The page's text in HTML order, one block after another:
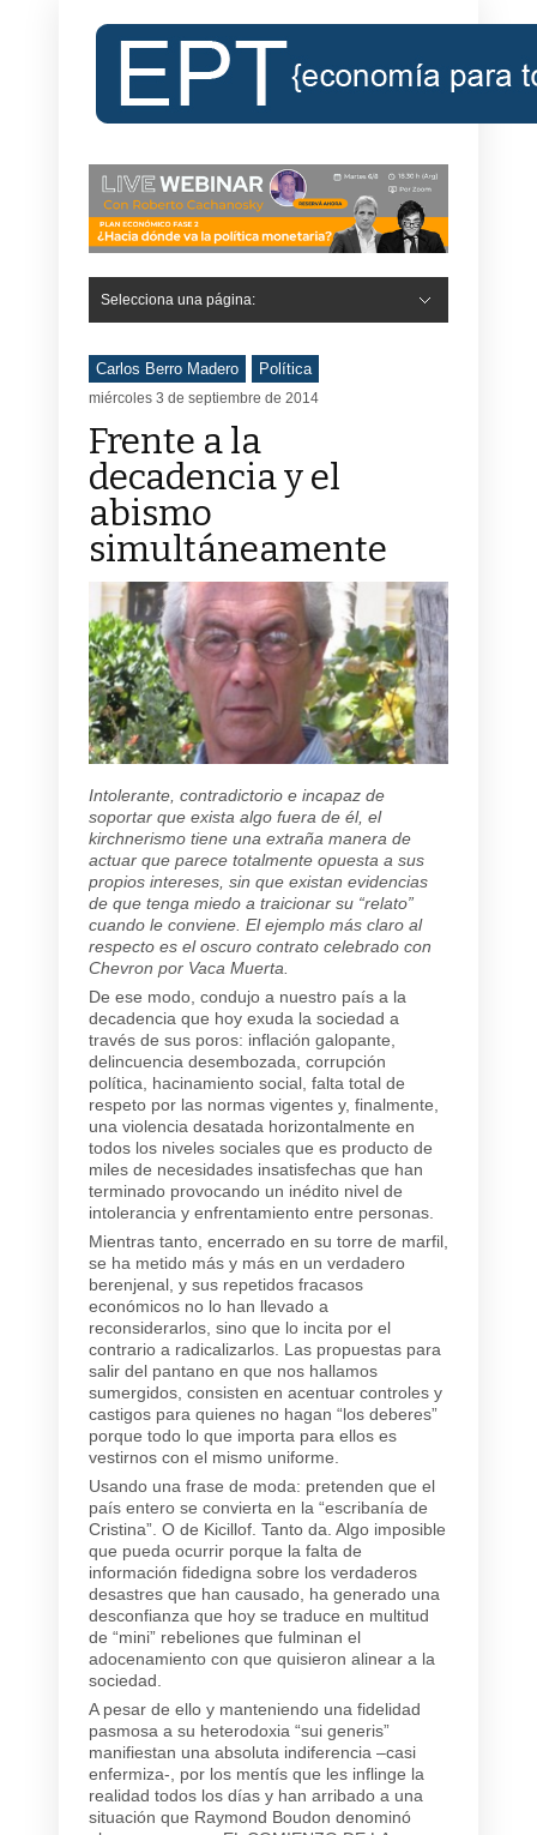
Selecciona una página:
Carlos Berro Madero Política
miércoles 3 de septiembre de 2014
Frente a la
decadencia y el
abismo
simultáneamente
Intolerante, contradictorio e incapaz de
soportar que exista algo fuera de él, el
kirchnerismo tiene una extraña manera de
actuar que parece totalmente opuesta a sus
propios intereses, sin que existan evidencias
de que tenga miedo a traicionar su “relato”
cuando le conviene. El ejemplo más claro al
respecto es el oscuro contrato celebrado con
Chevron por Vaca Muerta.
De ese modo, condujo a nuestro país a la
decadencia que hoy exuda la sociedad a
través de sus poros: inflación galopante,
delincuencia desembozada, corrupción
política, hacinamiento social, falta total de
respeto por las normas vigentes y, finalmente,
una violencia desatada horizontalmente en
todos los niveles sociales que es producto de
miles de necesidades insatisfechas que han
terminado provocando un inédito nivel de
intolerancia y enfrentamiento entre personas.
Mientras tanto, encerrado en su torre de marfil,
se ha metido más y más en un verdadero
berenjenal, y sus repetidos fracasos
económicos no lo han llevado a
reconsiderarlos, sino que lo incita por el
contrario a radicalizarlos. Las propuestas para
salir del pantano en que nos hallamos
sumergidos, consisten en acentuar controles y
castigos para quienes no hagan “los deberes”
porque todo lo que importa para ellos es
vestirnos con el mismo uniforme.
Usando una frase de moda: pretenden que el
país entero se convierta en la “escribanía de
Cristina”. O de Kicillof. Tanto da. Algo imposible
que pueda ocurrir porque la falta de
información fidedigna sobre los verdaderos
desastres que han causado, ha generado una
desconfianza que hoy se traduce en multitud
de “mini” rebeliones que fulminan el
adocenamiento con que quisieron alinear a la
sociedad.
A pesar de ello y manteniendo una fidelidad
pasmosa a su heterodoxia “sui generis”
manifiestan una absoluta indiferencia –casi
enfermiza-, por los mentís que les inflinge la
realidad todos los días y han arribado a una
situación que Raymond Boudon denominó